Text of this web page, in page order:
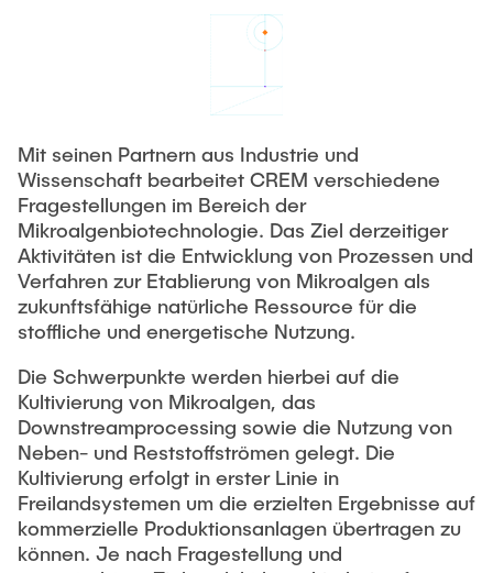
Partner
Ausstattung
Labor
Technikum
KONTAKT
INTRANET
Mit seinen Partnern aus Industrie und
Wissenschaft bearbeitet CREM verschiedene
Fragestellungen im Bereich der
Mikroalgenbiotechnologie. Das Ziel derzeitiger
Aktivitäten ist die Entwicklung von Prozessen und
Verfahren zur Etablierung von Mikroalgen als
zukunftsfähige natürliche Ressource für die
stoffliche und energetische Nutzung.
Die Schwerpunkte werden hierbei auf die
Kultivierung von Mikroalgen, das
Downstreamprocessing sowie die Nutzung von
Neben- und Reststoffströmen gelegt. Die
Kultivierung erfolgt in erster Linie in
Freilandsystemen um die erzielten Ergebnisse auf
kommerzielle Produktionsanlagen übertragen zu
können. Je nach Fragestellung und